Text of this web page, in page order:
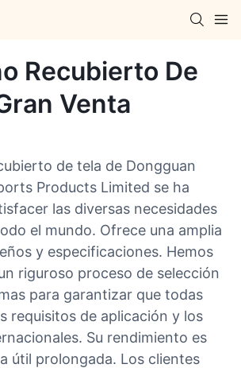
Recubierto De
Venta
de tela de Dongguan
Products Limited se ha
las diversas necesidades
el mundo. Ofrece una amplia
y especificaciones. Hemos
riguroso proceso de selección
para garantizar que todas
requisitos de aplicación y los
Su rendimiento es
útil prolongada. Los clientes